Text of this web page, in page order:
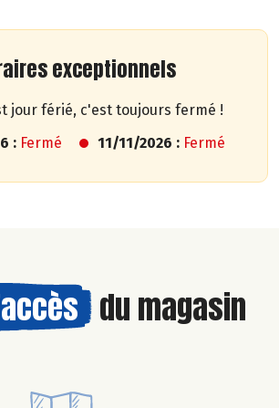
exceptionnels
jour férié, c'est toujours fermé !
: Fermé 11/11/2026 : Fermé
du magasin